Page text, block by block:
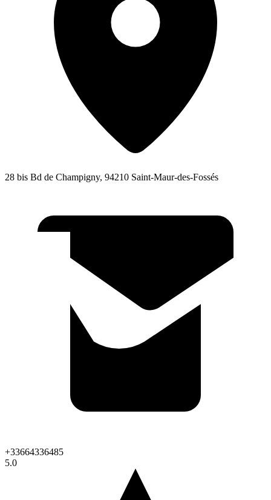
28 bis Bd de Champigny, 94210 Saint-Maur-des-Fossés
+33664336485
5.0